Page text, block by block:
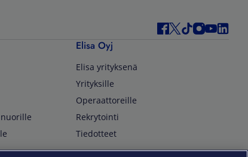
Elisa Oyj
Elisa yrityksenä
Yrityksille
Operaattoreille
Rekrytointi
Tiedotteet